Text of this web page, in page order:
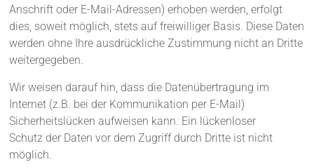
Anschrift oder E-Mail-Adressen) erhoben werden, erfolgt
dies, soweit möglich, stets auf freiwilliger Basis. Diese Daten
werden ohne Ihre ausdrückliche Zustimmung nicht an Dritte
weitergegeben.
Wir weisen darauf hin, dass die Datenübertragung im
Internet (z.B. bei der Kommunikation per E-Mail)
Sicherheitslücken aufweisen kann. Ein lückenloser
Schutz der Daten vor dem Zugriff durch Dritte ist nicht
möglich.